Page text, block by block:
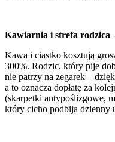
Kawiarnia i strefa rodzica
Kawa i ciastko kosztują
300%. Rodzic, który pije
nie patrzy na zegarek –
a to oznacza dopłatę za
(skarpetki antypoślizgowe,
który cicho podbija dzienny